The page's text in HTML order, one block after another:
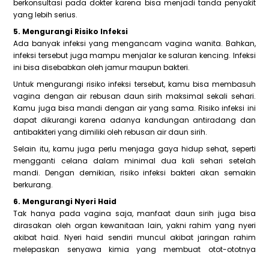
berkonsultasi pada dokter karena bisa menjadi tanda penyakit
yang lebih serius.
5. Mengurangi Risiko Infeksi
Ada banyak infeksi yang mengancam vagina wanita. Bahkan,
infeksi tersebut juga mampu menjalar ke saluran kencing. Infeksi
ini bisa disebabkan oleh jamur maupun bakteri.
Untuk mengurangi risiko infeksi tersebut, kamu bisa membasuh
vagina dengan air rebusan daun sirih maksimal sekali sehari.
Kamu juga bisa mandi dengan air yang sama. Risiko infeksi ini
dapat dikurangi karena adanya kandungan antiradang dan
antibakkteri yang dimiliki oleh rebusan air daun sirih.
Selain itu, kamu juga perlu menjaga gaya hidup sehat, seperti
mengganti celana dalam minimal dua kali sehari setelah
mandi. Dengan demikian, risiko infeksi bakteri akan semakin
berkurang.
6. Mengurangi Nyeri Haid
Tak hanya pada vagina saja, manfaat daun sirih juga bisa
dirasakan oleh organ kewanitaan lain, yakni rahim yang nyeri
akibat haid. Nyeri haid sendiri muncul akibat jaringan rahim
melepaskan senyawa kimia yang membuat otot-ototnya